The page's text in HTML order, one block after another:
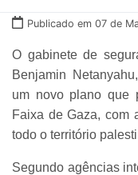
Publicado em 07 de
O gabinete de
Benjamin
um novo plano que
Faixa de Gaza, com
todo o território
Segundo agências